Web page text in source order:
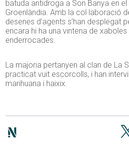
batuda antidroga a Son Banya en
Groenlàndia. Amb la col·laboració
desenes d’agents s’han desplegat
encara hi ha una vintena de
enderrocades.
La majoria pertanyen al clan de La
practicat vuit escorcolls, i han
marihuana i haixix.